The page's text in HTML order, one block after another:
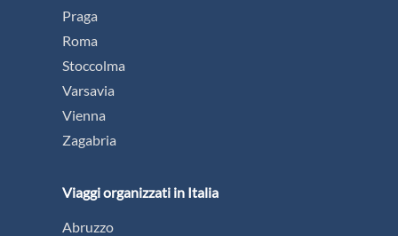
Praga
Roma
Stoccolma
Varsavia
Vienna
Zagabria
Viaggi organizzati in Italia
Abruzzo